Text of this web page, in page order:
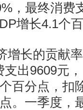
，最终消费
增长4.1个
增长的贡献
出9609元
百分点，扣
。一季度，